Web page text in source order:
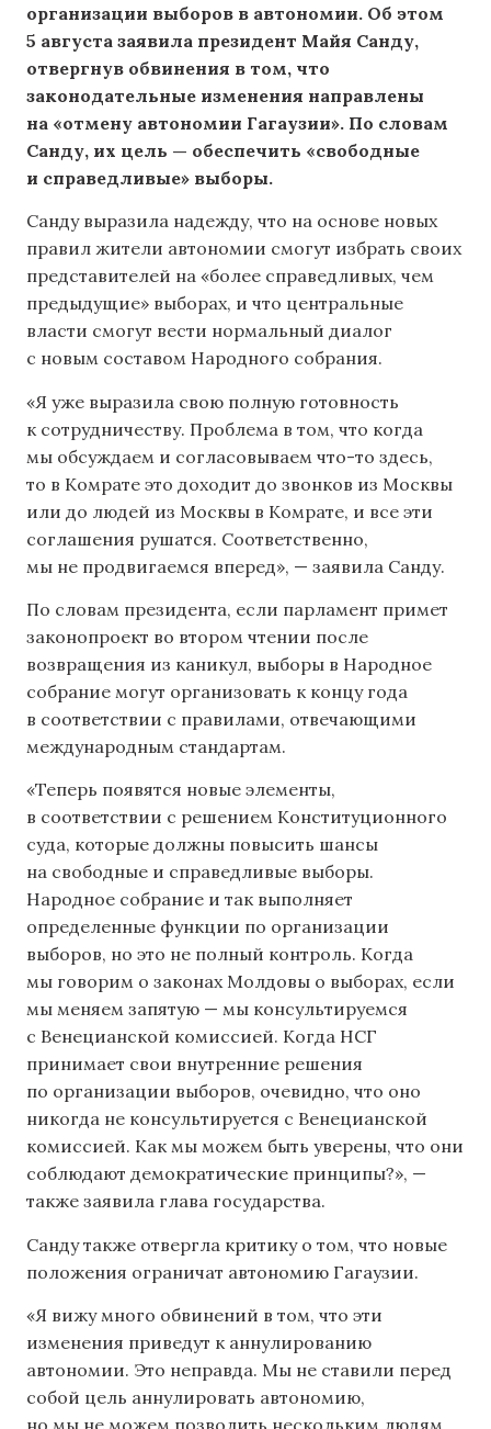
организации выборов в автономии. Об этом
5 августа заявила президент Майя Санду,
отвергнув обвинения в том, что
законодательные изменения направлены
на «отмену автономии Гагаузии». По словам
Санду, их цель — обеспечить «свободные
и справедливые» выборы.
Санду выразила надежду, что на основе новых
правил жители автономии смогут избрать своих
представителей на «более справедливых, чем
предыдущие» выборах, и что центральные
власти смогут вести нормальный диалог
с новым составом Народного собрания.
«Я уже выразила свою полную готовность
к сотрудничеству. Проблема в том, что когда
мы обсуждаем и согласовываем что-то здесь,
то в Комрате это доходит до звонков из Москвы
или до людей из Москвы в Комрате, и все эти
соглашения рушатся. Соответственно,
мы не продвигаемся вперед», — заявила Санду.
По словам президента, если парламент примет
законопроект во втором чтении после
возвращения из каникул, выборы в Народное
собрание могут организовать к концу года
в соответствии с правилами, отвечающими
международным стандартам.
«Теперь появятся новые элементы,
в соответствии с решением Конституционного
суда, которые должны повысить шансы
на свободные и справедливые выборы.
Народное собрание и так выполняет
определенные функции по организации
выборов, но это не полный контроль. Когда
мы говорим о законах Молдовы о выборах, если
мы меняем запятую — мы консультируемся
с Венецианской комиссией. Когда НСГ
принимает свои внутренние решения
по организации выборов, очевидно, что оно
никогда не консультируется с Венецианской
комиссией. Как мы можем быть уверены, что они
соблюдают демократические принципы?», —
также заявила глава государства.
Санду также отвергла критику о том, что новые
положения ограничат автономию Гагаузии.
«Я вижу много обвинений в том, что эти
изменения приведут к аннулированию
автономии. Это неправда. Мы не ставили перед
собой цель аннулировать автономию,